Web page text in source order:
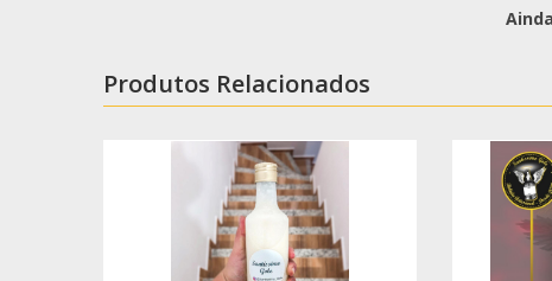
Produtos Relacionados